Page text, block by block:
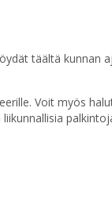
täältä kunnan
Voit myös